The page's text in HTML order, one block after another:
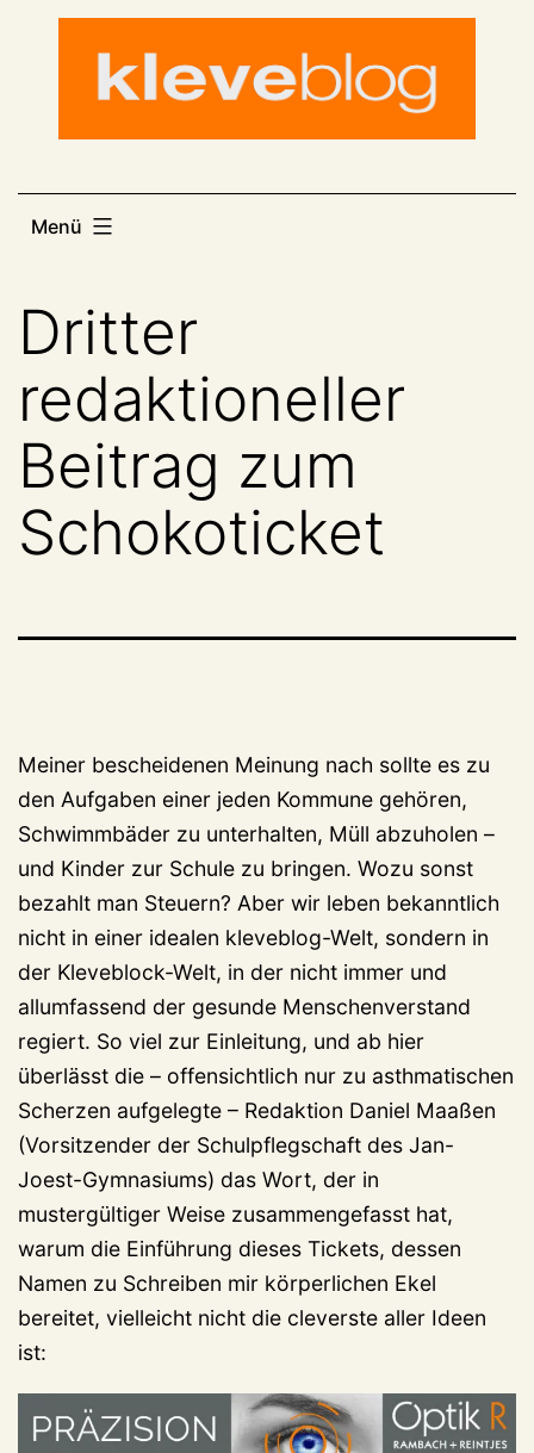
Menü
Dritter
redaktioneller
Beitrag zum
Schokoticket
Meiner bescheidenen Meinung nach sollte es zu
den Aufgaben einer jeden Kommune gehören,
Schwimmbäder zu unterhalten, Müll abzuholen –
und Kinder zur Schule zu bringen. Wozu sonst
bezahlt man Steuern? Aber wir leben bekanntlich
nicht in einer idealen kleveblog-Welt, sondern in
der Kleveblock-Welt, in der nicht immer und
allumfassend der gesunde Menschenverstand
regiert. So viel zur Einleitung, und ab hier
überlässt die – offensichtlich nur zu asthmatischen
Scherzen aufgelegte – Redaktion Daniel Maaßen
(Vorsitzender der Schulpflegschaft des Jan-
Joest-Gymnasiums) das Wort, der in
mustergültiger Weise zusammengefasst hat,
warum die Einführung dieses Tickets, dessen
Namen zu Schreiben mir körperlichen Ekel
bereitet, vielleicht nicht die cleverste aller Ideen
ist: